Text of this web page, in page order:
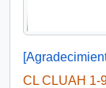
CL CLUAH 1-